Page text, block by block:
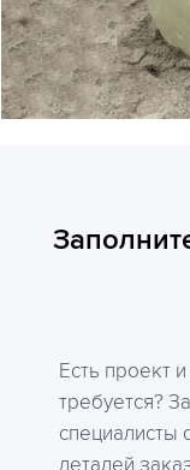
Есть проект
требуется?
специалисты
деталей